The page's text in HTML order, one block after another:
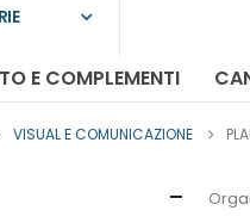
E COMPLEMENTI
VISUAL E COMUNICAZIONE